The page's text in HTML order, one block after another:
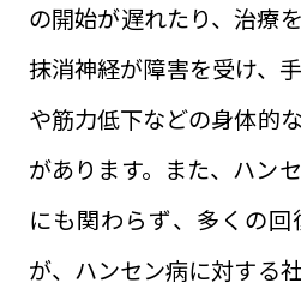
の開始が遅れたり、治療
抹消神経が障害を受け、
や筋力低下などの身体的
があります。また、ハン
にも関わらず、多くの
が、ハンセン病に対する